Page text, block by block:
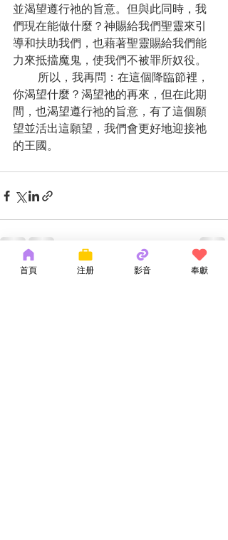
並渴望遵行祂的旨意。但與此同時，我
們現在能做什麼？神賜給我們聖靈來引
導和扶助我們，也藉著聖靈賜給我們能
力來抵擋魔鬼，使我們不被罪所奴役。
所以，我再問：在這個降臨節裡，
你渴望什麼？渴望祂的再來，但在此期
間，也渴望遵行祂的旨意，有了這個願
望並活出這願望，我們會更好地迎接祂
的王國。
最新文章 查看全部
首頁 注册 影音 奉獻